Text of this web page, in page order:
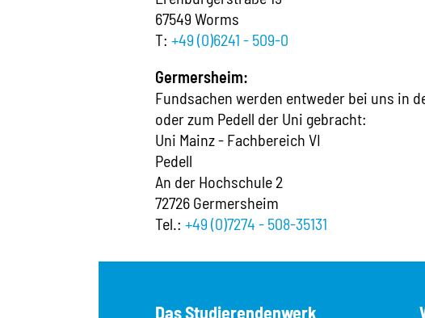
67549 Worms
T: +49 (0)6241 - 509-0
Germersheim:
Fundsachen werden entweder bei uns in
oder zum Pedell der Uni gebracht:
Uni Mainz - Fachbereich VI
Pedell
An der Hochschule 2
72726 Germersheim
Tel.: +49 (0)7274 - 508-35131
Das Studierendenwerk